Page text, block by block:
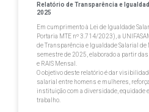
Relatório de Transparência e
2025
Em cumprimento à Lei de Igualdade
Portaria MTE nº 3.714/2023), a
de Transparência e Igualdade Salarial
semestre de 2025, elaborado a partir
e RAIS Mensal.
O objetivo deste relatório é dar
salarial entre homens e mulheres,
instituição com a diversidade, equidade
trabalho.